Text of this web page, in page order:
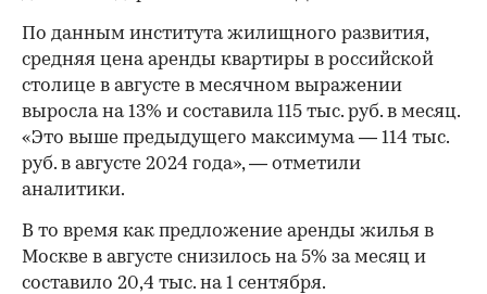
По данным института жилищного развития,
средняя цена аренды квартиры в российской
столице в августе в месячном выражении
выросла на 13% и составила 115 тыс. руб. в месяц.
«Это выше предыдущего максимума — 114 тыс.
руб. в августе 2024 года», — отметили
аналитики.
В то время как предложение аренды жилья в
Москве в августе снизилось на 5% за месяц и
составило 20,4 тыс. на 1 сентября.